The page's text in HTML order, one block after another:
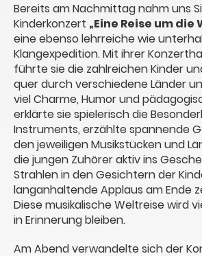
Bereits am Nachmittag nahm uns
Kinderkonzert „Eine Reise um die
eine ebenso lehrreiche wie
Klangexpedition. Mit ihrer
führte sie die zahlreichen Kinder
quer durch verschiedene Länder
viel Charme, Humor und
erklärte sie spielerisch die
Instruments, erzählte spannende
den jeweiligen Musikstücken und
die jungen Zuhörer aktiv ins
Strahlen in den Gesichtern der
langanhaltende Applaus am Ende
Diese musikalische Weltreise wird
in Erinnerung bleiben.
Am Abend verwandelte sich der